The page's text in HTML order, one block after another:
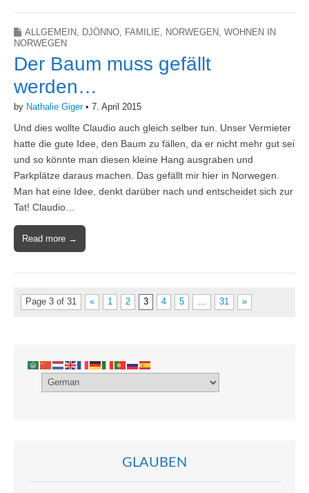
ALLGEMEIN DJÖNNO FAMILIE NORWEGEN
WOHNEN IN
NORWEGEN
Der Baum muss gefällt
werden…
by Nathalie Giger• 7. April 2015
Und dies wollte Claudio auch gleich selber tun. Unser Vermieter
hatte die gute Idee, den Baum zu fällen, da er nicht mehr gut sei
und so könnte man diesen kleine Hang ausgraben und
Parkplätze daraus machen. Das gefällt mir hier in Norwegen.
Man hat eine Idee, denkt darüber nach und entscheidet sich zur
Tat! Claudio…
Read more →
Page 3 of 31 « 1 2 3 4 5 31 »
GLAUBEN